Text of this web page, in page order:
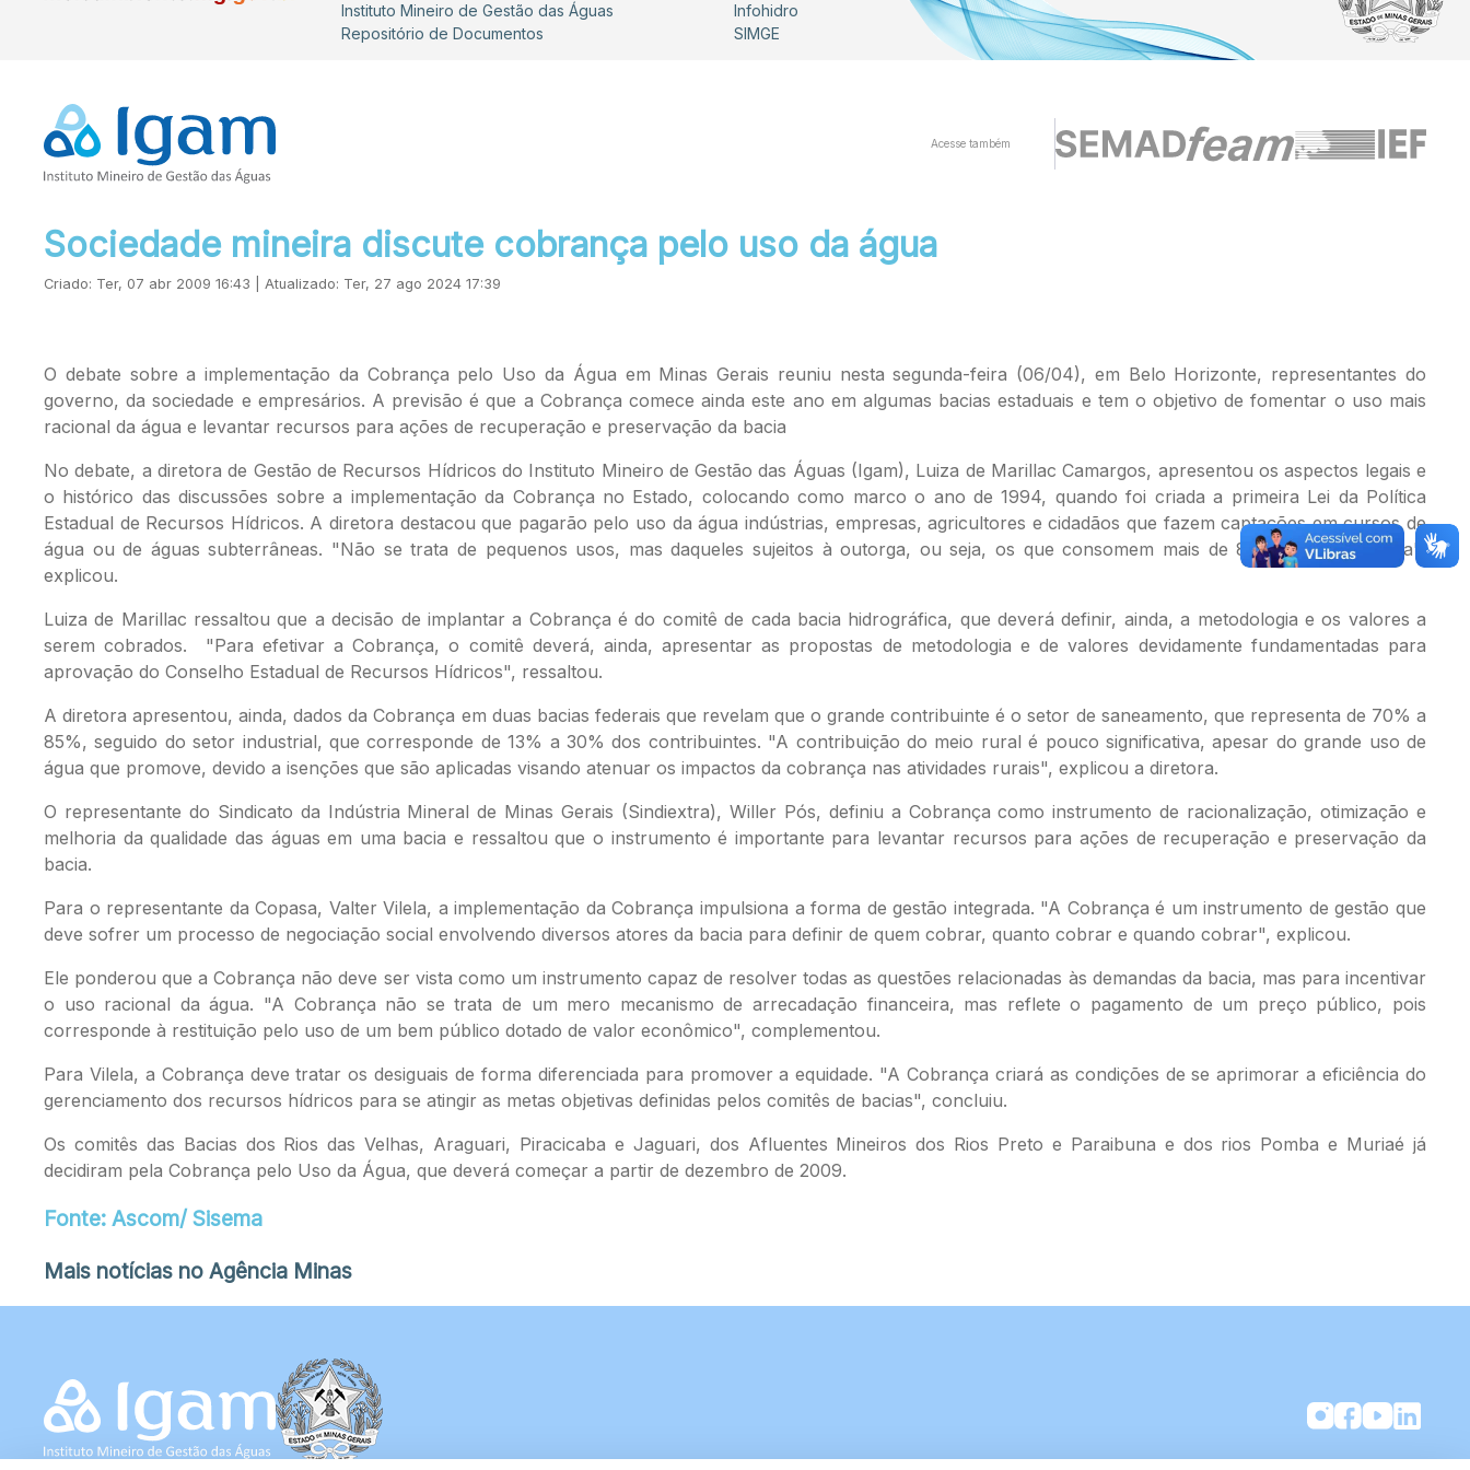
Instituto Mineiro de Gestão das Águas
Repositório de Documentos
Infohidro
SIMGE
Acesse também
Sociedade mineira discute cobrança pelo uso da água
Criado: Ter, 07 abr 2009 16:43 | Atualizado: Ter, 27 ago 2024 17:39
O debate sobre a implementação da Cobrança pelo Uso da Água em Minas Gerais reuniu nesta segunda-feira (06/04), em Belo Horizonte, representantes do
governo, da sociedade e empresários. A previsão é que a Cobrança comece ainda este ano em algumas bacias estaduais e tem o objetivo de fomentar o uso mais
racional da água e levantar recursos para ações de recuperação e preservação da bacia
No debate, a diretora de Gestão de Recursos Hídricos do Instituto Mineiro de Gestão das Águas (Igam), Luiza de Marillac Camargos, apresentou os aspectos legais e
o histórico das discussões sobre a implementação da Cobrança no Estado, colocando como marco o ano de 1994, quando foi criada a primeira Lei da Política
Estadual de Recursos Hídricos. A diretora destacou que pagarão pelo uso da água indústrias, empresas, agricultores e cidadãos que fazem captações em cursos de
água ou de águas subterrâneas. "Não se trata de pequenos usos, mas daqueles sujeitos à outorga, ou seja, os que consomem mais de 86.400 litros por dia",
explicou.
Luiza de Marillac ressaltou que a decisão de implantar a Cobrança é do comitê de cada bacia hidrográfica, que deverá definir, ainda, a metodologia e os valores a
serem cobrados. "Para efetivar a Cobrança, o comitê deverá, ainda, apresentar as propostas de metodologia e de valores devidamente fundamentadas para
aprovação do Conselho Estadual de Recursos Hídricos", ressaltou.
A diretora apresentou, ainda, dados da Cobrança em duas bacias federais que revelam que o grande contribuinte é o setor de saneamento, que representa de 70% a
85%, seguido do setor industrial, que corresponde de 13% a 30% dos contribuintes. "A contribuição do meio rural é pouco significativa, apesar do grande uso de
água que promove, devido a isenções que são aplicadas visando atenuar os impactos da cobrança nas atividades rurais", explicou a diretora.
O representante do Sindicato da Indústria Mineral de Minas Gerais (Sindiextra), Willer Pós, definiu a Cobrança como instrumento de racionalização, otimização e
melhoria da qualidade das águas em uma bacia e ressaltou que o instrumento é importante para levantar recursos para ações de recuperação e preservação da
bacia.
Para o representante da Copasa, Valter Vilela, a implementação da Cobrança impulsiona a forma de gestão integrada. "A Cobrança é um instrumento de gestão que
deve sofrer um processo de negociação social envolvendo diversos atores da bacia para definir de quem cobrar, quanto cobrar e quando cobrar", explicou.
Ele ponderou que a Cobrança não deve ser vista como um instrumento capaz de resolver todas as questões relacionadas às demandas da bacia, mas para incentivar
o uso racional da água. "A Cobrança não se trata de um mero mecanismo de arrecadação financeira, mas reflete o pagamento de um preço público, pois
corresponde à restituição pelo uso de um bem público dotado de valor econômico", complementou.
Para Vilela, a Cobrança deve tratar os desiguais de forma diferenciada para promover a equidade. "A Cobrança criará as condições de se aprimorar a eficiência do
gerenciamento dos recursos hídricos para se atingir as metas objetivas definidas pelos comitês de bacias", concluiu.
Os comitês das Bacias dos Rios das Velhas, Araguari, Piracicaba e Jaguari, dos Afluentes Mineiros dos Rios Preto e Paraibuna e dos rios Pomba e Muriaé já
decidiram pela Cobrança pelo Uso da Água, que deverá começar a partir de dezembro de 2009.
Fonte: Ascom/ Sisema
Mais notícias no Agência Minas